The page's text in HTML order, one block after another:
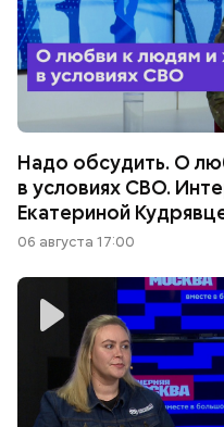
Надо обсудить. О
в условиях СВО.
Екатериной
06 августа 17:00